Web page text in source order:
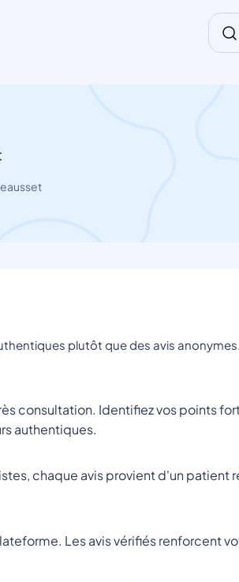
plutôt que des avis anonymes.
consultation. Identifiez vos points
authentiques.
chaque avis provient d'un patient
Les avis vérifiés renforcent